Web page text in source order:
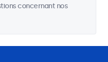
concernant nos